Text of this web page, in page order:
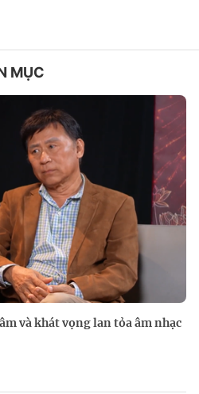
MỤC
và khát vọng lan tỏa âm nhạc